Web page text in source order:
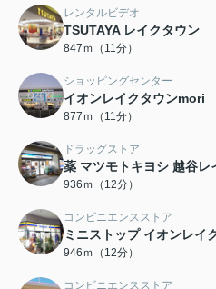
レンタルビデオ
TSUTAYA レイクタウン
847ｍ（11分）
ショッピングセンター
イオンレイクタウンmori
877ｍ（11分）
ドラッグストア
薬 マツモトキヨシ 越谷レ
936ｍ（12分）
コンビニエンスストア
ミニストップ イオンレイ
946ｍ（12分）
コンビニエンスストア